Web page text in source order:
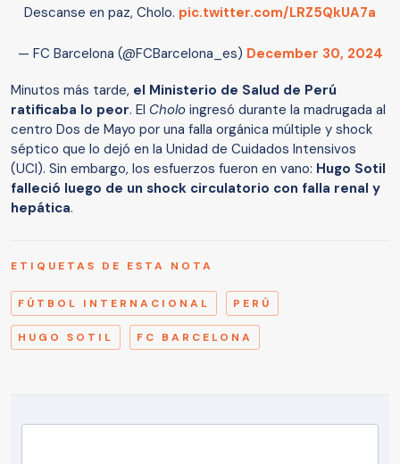
Descanse en paz, Cholo. pic.twitter.com/LRZ5QkUA7a
— FC Barcelona (@FCBarcelona_es) December 30, 2024
Minutos más tarde, el Ministerio de Salud de Perú
ratificaba lo peor. El Cholo ingresó durante la madrugada al
centro Dos de Mayo por una falla orgánica múltiple y shock
séptico que lo dejó en la Unidad de Cuidados Intensivos
(UCI). Sin embargo, los esfuerzos fueron en vano: Hugo Sotil
falleció luego de un shock circulatorio con falla renal y
hepática.
ETIQUETAS DE ESTA NOTA
FÚTBOL INTERNACIONAL PERÚ
HUGO SOTIL FC BARCELONA